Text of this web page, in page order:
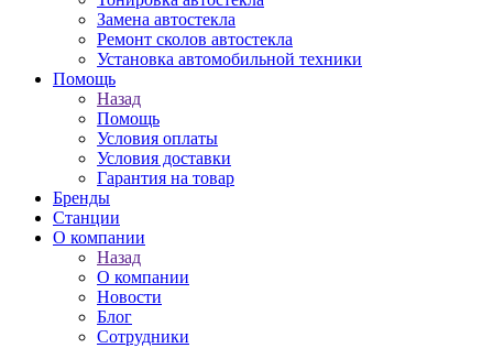
Замена автостекла
Ремонт сколов автостекла
Установка автомобильной техники
Помощь
Назад
Помощь
Условия оплаты
Условия доставки
Гарантия на товар
Бренды
Станции
О компании
Назад
О компании
Новости
Блог
Сотрудники